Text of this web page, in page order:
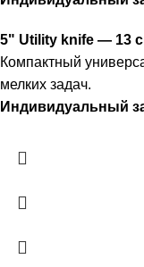
5" Utility knife — 13
Компактный
мелких задач.
Индивидуальный